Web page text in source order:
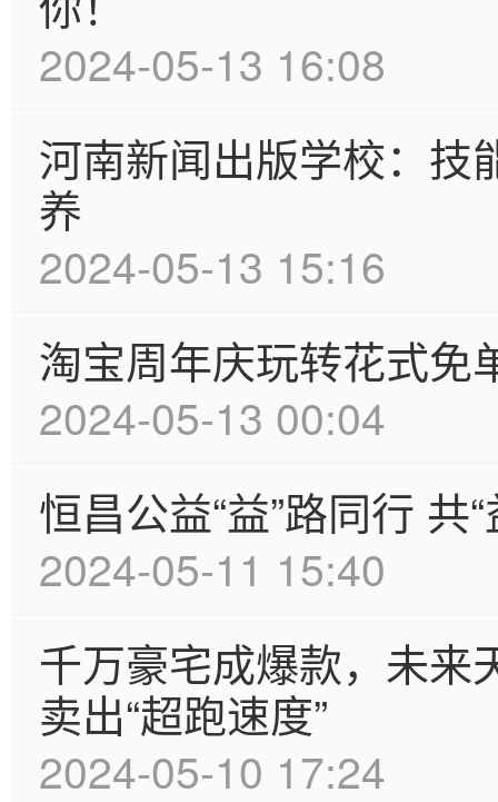
2024-05-13 16:08
河南新闻出版学校：技
养
2024-05-13 15:16
淘宝周年庆玩转花式免
2024-05-13 00:04
恒昌公益“益”路同行 共
2024-05-11 15:40
千万豪宅成爆款，未来
卖出“超跑速度”
2024-05-10 17:24